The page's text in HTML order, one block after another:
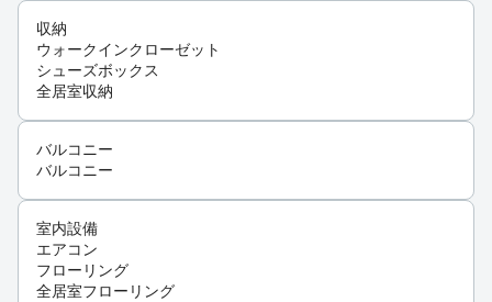
収納
ウォークインクローゼット
シューズボックス
全居室収納
バルコニー
バルコニー
室内設備
エアコン
フローリング
全居室フローリング